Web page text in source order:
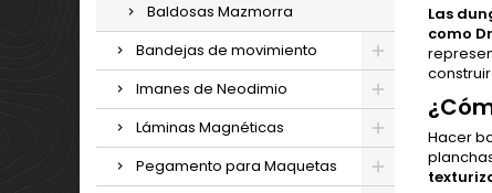
Baldosas Mazmorra
Bandejas de movimiento
Imanes de Neodimio
Láminas Magnéticas
Pegamento para Maquetas
Las
como
Hacer